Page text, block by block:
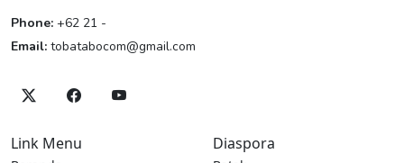
Phone: +62 21 -
Email: tobatabocom@gmail.com
Link Menu Diaspora